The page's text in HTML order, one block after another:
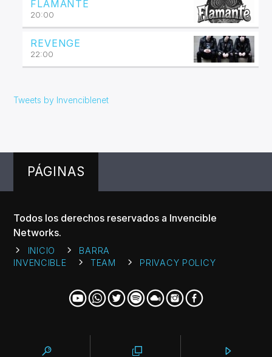
FLAMANTE
20:00
REVENGE
22:00
Tweets by Invenciblenet
PÁGINAS
Todos los derechos reservados a Invencible
Networks.
INICIO
BARRA
INVENCIBLE
TEAM PRIVACY POLICY